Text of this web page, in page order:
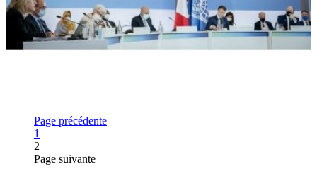
Page précédente
Page
1
2
Page suivante